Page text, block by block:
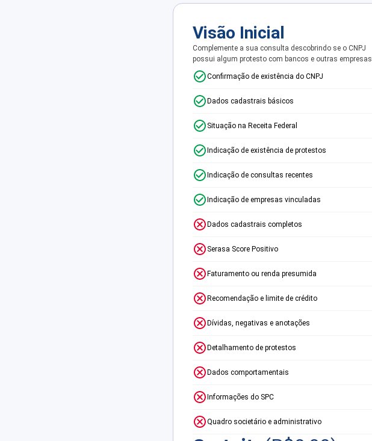
Visão Inicial
Complemente a sua consulta descobrindo se o CNPJ
possui algum protesto com bancos e outras empresas.
Confirmação de existência do CNPJ
Dados cadastrais básicos
Situação na Receita Federal
Indicação de existência de protestos
Indicação de consultas recentes
Indicação de empresas vinculadas
Dados cadastrais completos
Serasa Score Positivo
Faturamento ou renda presumida
Recomendação e limite de crédito
Dívidas, negativas e anotações
Detalhamento de protestos
Dados comportamentais
Informações do SPC
Quadro societário e administrativo